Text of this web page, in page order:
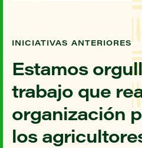
INICIATIVAS ANTERIORES
Estamos
trabajo que
organización
los